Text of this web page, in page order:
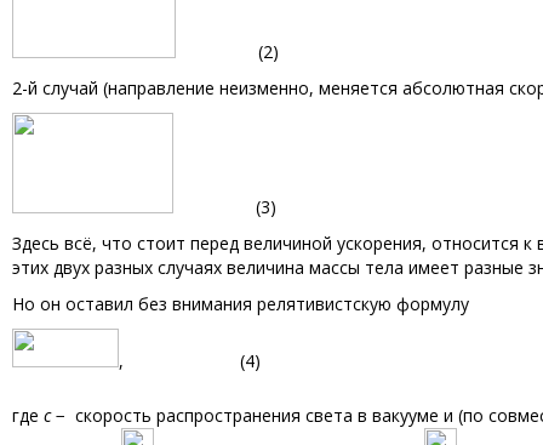
(2)
2-й случай (направление неизменно, меняется абсолютная
(3)
Здесь всё, что стоит перед величиной ускорения, относится
этих двух разных случаях величина массы тела имеет разные
Но он оставил без внимания релятивистскую формулу
, (4)
где c− скорость распространения света в вакууме и (по